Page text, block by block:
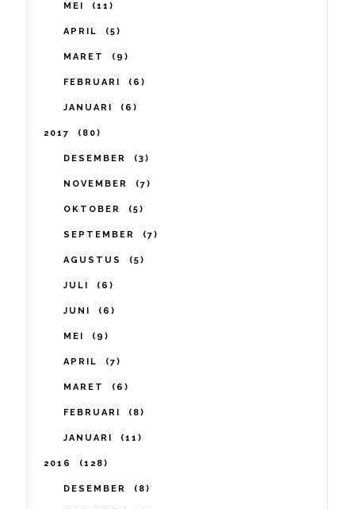
MEI 11
APRIL 5
MARET 9
FEBRUARI 6
JANUARI 6
2017 80
DESEMBER 3
NOVEMBER 7
OKTOBER 5
SEPTEMBER 7
AGUSTUS 5
JULI 6
JUNI 6
MEI 9
APRIL 7
MARET 6
FEBRUARI 8
JANUARI 11
2016 128
DESEMBER 8